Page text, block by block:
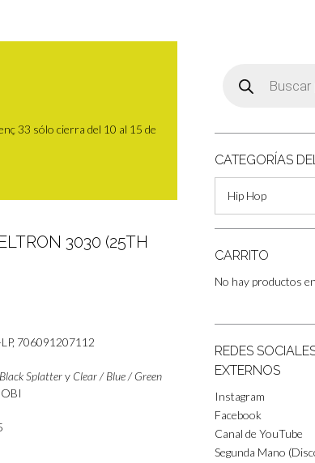
33 sólo cierra del 10 al 15 de
3030 (25TH
706091207112
Splattery Clear / Blue / Green
productos
CATEGORÍAS
Hip Hop
CARRITO
No hay productos
REDES
EXTERNOS
Instagram
Facebook
Canal de YouTube
Segunda Mano